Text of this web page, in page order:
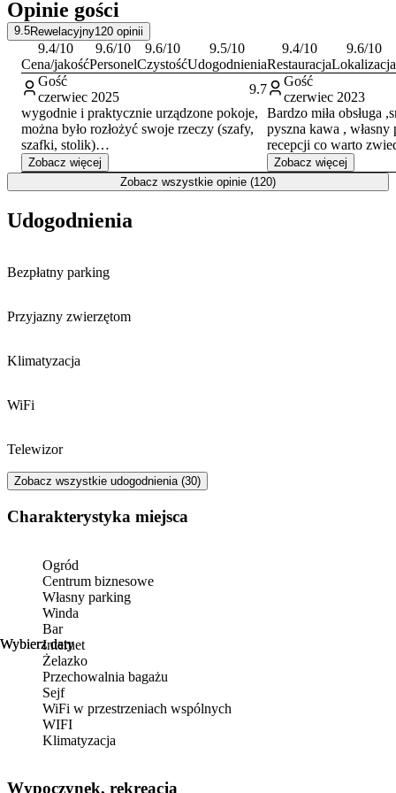
Opinie gości
9.5Rewelacyjny120 opinii
9.4/10
Cena/jakość
9.6/10
Personel
9.6/10
Czystość
9.5/10
Udogodnienia
9.4/10
Restauracja
9.6/10
Lokalizacja
Gość
czerwiec 2025
9.7
wygodnie i praktycznie urządzone pokoje,
można było rozłożyć swoje rzeczy (szafy,
szafki, stolik)
Byłyśmy bardzo zadowolone z hotelu, z
obsługi, smacznych śniadań. Wrażenie
zepsuł ostatni dzień, kiedy chciałyśmy
godziny z hotelu, zostawiając psa. Tam,
zaszczekał, tak czasem robi, kiedy się
ostrzegając, że zadzwoni, kiedy się to
wróciłyśmy powiedziała, że pies zaszczekał
czas, tylko zaszczekał - tak robią psy i
szkoda, bo całe poprzednie miłe wrażenie o
rozczarowanie.
Zobacz więcej
Gość
czerwiec 2023
Bardzo miła obsługa
pyszna kawa ,
recepcji co warto
Zobacz więcej
Zobacz wszystkie opinie (120)
Wybierz daty
Wybierz daty
Udogodnienia
Bezpłatny parking
Przyjazny zwierzętom
Klimatyzacja
WiFi
Telewizor
Zobacz wszystkie udogodnienia (30)
Charakterystyka miejsca
Ogród
Centrum biznesowe
Własny parking
Winda
Bar
Internet
Żelazko
Przechowalnia bagażu
Sejf
WiFi w przestrzeniach wspólnych
WIFI
Klimatyzacja
Wypoczynek, rekreacja